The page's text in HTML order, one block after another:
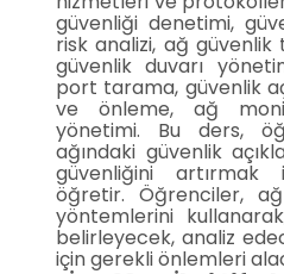
güvenliği denetimi,
risk analizi, ağ güvenlik
güvenlik duvarı
port tarama, güvenlik
ve önleme, ağ
yönetimi. Bu ders,
ağındaki güvenlik
güvenliğini
öğretir. Öğrenciler,
yöntemlerini
belirleyecek, analiz
için gerekli önlemleri